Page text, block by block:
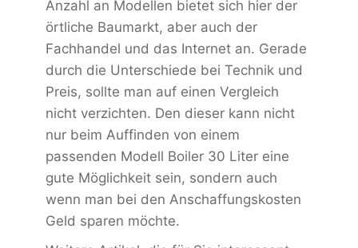
Anzahl an Modellen bietet sich hier der
örtliche Baumarkt, aber auch der
Fachhandel und das Internet an. Gerade
durch die Unterschiede bei Technik und
Preis, sollte man auf einen Vergleich
nicht verzichten. Den dieser kann nicht
nur beim Auffinden von einem
passenden Modell Boiler 30 Liter eine
gute Möglichkeit sein, sondern auch
wenn man bei den Anschaffungskosten
Geld sparen möchte.